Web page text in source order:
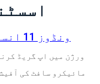
ونڈوز 11 انسٹالیشن اسسٹنٹ
ورژن میں اپ گریڈ
مائیکرو سافٹ کی